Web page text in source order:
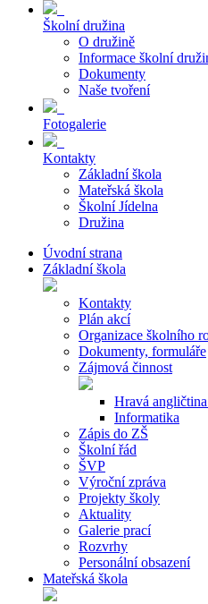
Školní družina
O družině
Informace školní
Dokumenty
Naše tvoření
Fotogalerie
Kontakty
Základní škola
Mateřská škola
Školní Jídelna
Družina
Úvodní strana
Základní škola
Kontakty
Plán akcí
Organizace školního
Dokumenty, formuláře
Zájmová činnost
Hravá
Informatika
Zápis do ZŠ
Školní řád
ŠVP
Výroční zpráva
Projekty školy
Aktuality
Galerie prací
Rozvrhy
Personální obsazení
Mateřská škola